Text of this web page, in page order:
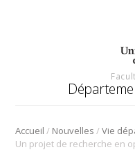
Accueil / Nouvelles /Vie